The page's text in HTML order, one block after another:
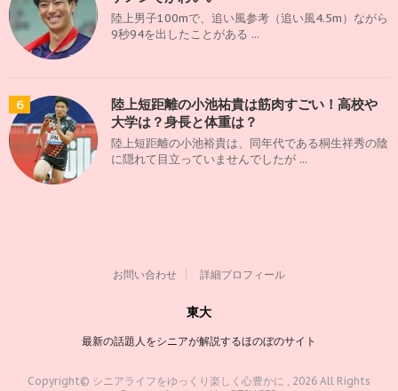
陸上男子100mで、追い風参考（追い風4.5m）ながら
9秒94を出したことがある ...
6
陸上短距離の小池祐貴は筋肉すごい！高校や
大学は？身長と体重は？
陸上短距離の小池裕貴は、同年代である桐生祥秀の陰
に隠れて目立っていませんでしたが ...
お問い合わせ 詳細プロフィール
東大
最新の話題人をシニアが解説するほのぼのサイト
Copyright© シニアライフをゆっくり楽しく心豊かに , 2026 All Rights